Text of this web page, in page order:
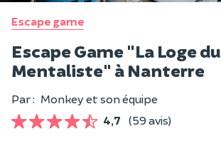
Escape game
Escape Game "La Loge du
Mentaliste" à Nanterre
Par : Monkey et son équipe
4,7
(59 avis)